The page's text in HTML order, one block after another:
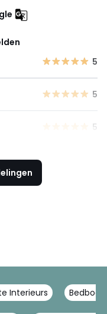
5
5
5
Interieurs